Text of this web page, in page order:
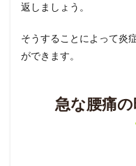
返しましょう。
そうすることによって炎
ができます。
急な腰痛の